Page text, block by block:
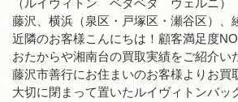
（ルイヴィトン ベタベタ ヴェルニ）
藤沢、横浜（泉区・戸塚区・瀬谷区）
近隣のお客様こんにちは！顧客満足度
おたからや湘南台の買取実績をご紹介い
藤沢市善行にお住まいのお客様よりお買
大切に閉まって置いたルイヴィトンバッ